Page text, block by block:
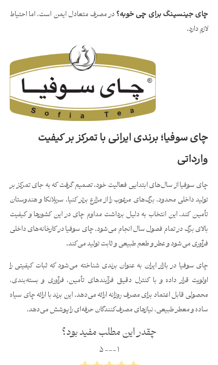
چای جینسینگ برای چی خوبه؟ در مصرف متعادل ایمن است، اما احتیاط
لازم دارد.
چای سوفیا؛ برندی ایرانی با تمرکز بر کیفیت
وارداتی
چای سوفیا از سال‌های ابتدایی فعالیت خود، تصمیم گرفت که به جای تمرکز بر
تولید داخلی محدود، برگ‌های مرغوب را از مزارع برتر کنیا، سریلانکا و هندوستان
تأمین کند. این انتخاب به دلیل برداشت مداوم چای در این کشورها و کیفیت
بالای برگ در تمام فصول سال انجام می‌شود. چای سوفیا در کارخانه‌های داخلی
فرآوری می‌شود و عطر و طعم طبیعی و ثابت تولید می‌کند.
چای سوفیا در بازار ایران به عنوان برندی شناخته می‌شود که ثبات کیفیتی را
اولویت قرار داده و با کنترل دقیق فرآیندهای تأمین، فرآوری و بسته‌بندی،
محصولی قابل اعتماد برای مصرف روزانه ارائه می‌دهد. این برند با ارائه چای سیاه
ساده و معطر طبیعی، نیازهای مصرف‌کنندگان حرفه‌ای را پوشش می‌دهد.
چقدر این مطلب مفید بود؟
۱ --- ۵